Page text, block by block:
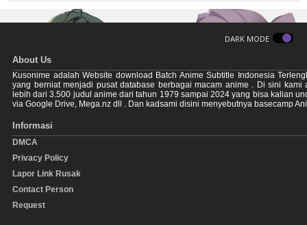
DARK MODE
About Us
Kusonime adalah Website download Batch Anime Subtitle Indonesia
yang berniat menjadi pusat database berbagai macam anime . Di sini kami
lebih dari 3.500 judul anime dari tahun 1979 sampai 2024 yang bisa kalian
via Google Drive, Mega.nz dll . Dan kadsami disini menyebutnya basecamp
Informasi
DMCA
Privacy Policy
Lapor Link Rusak
Contact Person
Request